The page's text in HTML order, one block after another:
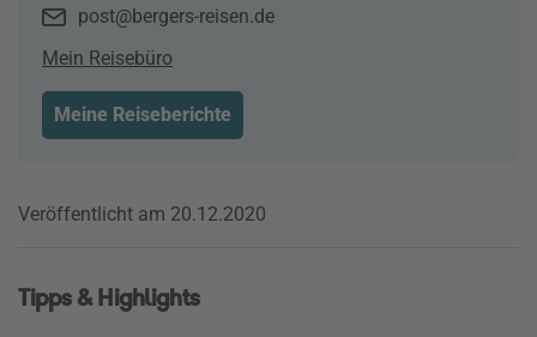
post@bergers-reisen.de
Mein Reisebüro
Meine Reiseberichte
Veröffentlicht am 20.12.2020
Tipps & Highlights